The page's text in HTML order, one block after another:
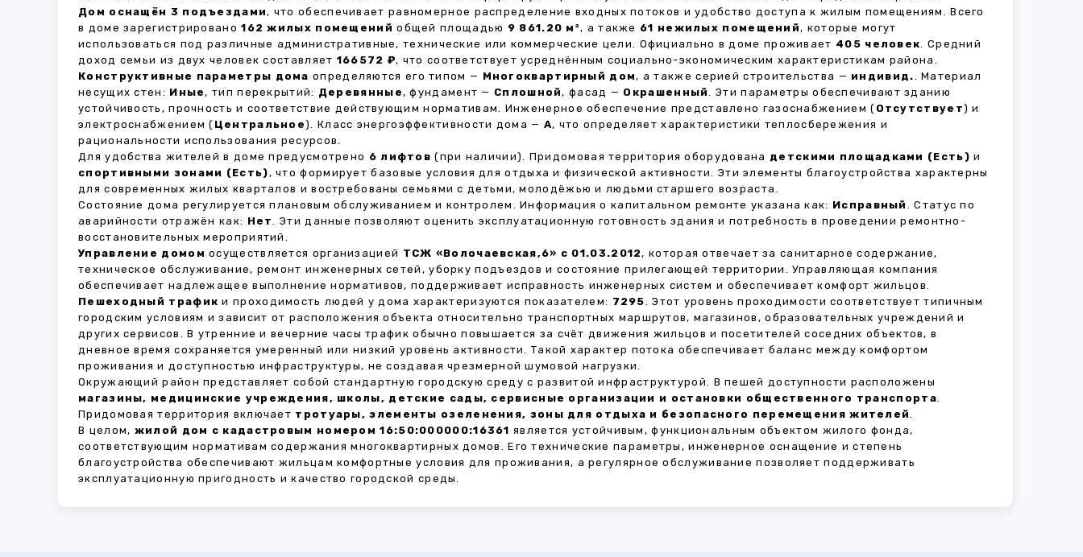
Дом оснащён 3 подъездами, что обеспечивает равномерное распределение входных потоков и удобство доступа к жилым помещениям. Всего
в доме зарегистрировано162 жилых помещений общей площадью 9 861.20 м², а также 61 нежилых помещений, которые могут
использоваться под различные административные, технические или коммерческие цели. Официально в доме проживает 405 человек. Средний
доход семьи из двух человек составляет 166572 ₽, что соответствует усреднённым социально-экономическим характеристикам района.
Конструктивные параметры дома определяются его типом — Многоквартирный дом, а также серией строительства — индивид.. Материал
несущих стен: Иные, тип перекрытий: Деревянные, фундамент — Сплошной, фасад — Окрашенный. Эти параметры обеспечивают зданию
устойчивость, прочность и соответствие действующим нормативам. Инженерное обеспечение представлено газоснабжением ( Отсутствует) и
электроснабжением ( Центральное). Класс энергоэффективности дома — A, что определяет характеристики теплосбережения и
рациональности использования ресурсов.
Для удобства жителей в доме предусмотрено 6 лифтов (при наличии). Придомовая территория оборудована детскими площадками (Есть) и
спортивными зонами (Есть), что формирует базовые условия для отдыха и физической активности. Эти элементы благоустройства характерны
для современных жилых кварталов и востребованы семьями с детьми, молодёжью и людьми старшего возраста.
Состояние дома регулируется плановым обслуживанием и контролем. Информация о капитальном ремонте указана как: Исправный . Статус по
аварийности отражён как: Нет. Эти данные позволяют оценить эксплуатационную готовность здания и потребность в проведении ремонтно-
восстановительных мероприятий.
Управление домом осуществляется организацией ТСЖ «Волочаевская,6» с 01.03.2012, которая отвечает за санитарное содержание,
техническое обслуживание, ремонт инженерных сетей, уборку подъездов и состояние прилегающей территории. Управляющая компания
обеспечивает надлежащее выполнение нормативов, поддерживает исправность инженерных систем и обеспечивает комфорт жильцов.
Пешеходный трафик и проходимость людей у дома характеризуются показателем: 7295. Этот уровень проходимости соответствует типичным
городским условиям и зависит от расположения объекта относительно транспортных маршрутов, магазинов, образовательных учреждений и
других сервисов. В утренние и вечерние часы трафик обычно повышается за счёт движения жильцов и посетителей соседних объектов, в
дневное время сохраняется умеренный или низкий уровень активности. Такой характер потока обеспечивает баланс между комфортом
проживания и доступностью инфраструктуры, не создавая чрезмерной шумовой нагрузки.
Окружающий район представляет собой стандартную городскую среду с развитой инфраструктурой. В пешей доступности расположены
магазины, медицинские учреждения, школы, детские сады, сервисные организации и остановки общественного транспорта.
Придомовая территория включает тротуары, элементы озеленения, зоны для отдыха и безопасного перемещения жителей.
В целом, жилой дом с кадастровым номером 16:50:000000:16361 является устойчивым, функциональным объектом жилого фонда,
соответствующим нормативам содержания многоквартирных домов. Его технические параметры, инженерное оснащение и степень
благоустройства обеспечивают жильцам комфортные условия для проживания, а регулярное обслуживание позволяет поддерживать
эксплуатационную пригодность и качество городской среды.